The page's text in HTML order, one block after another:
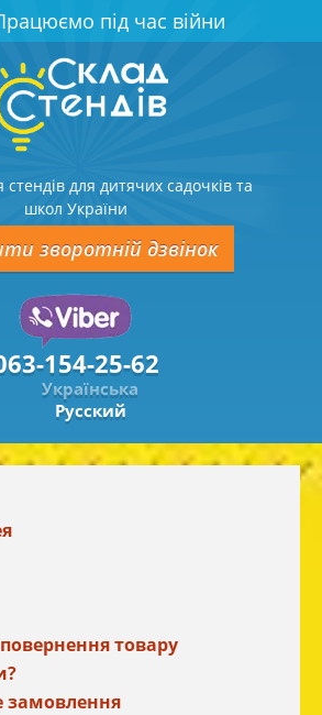
під час війни
для дитячих садочків та
школ України
зворотній дзвінок
154-25-62
Українська
Русский
товару
замовлення